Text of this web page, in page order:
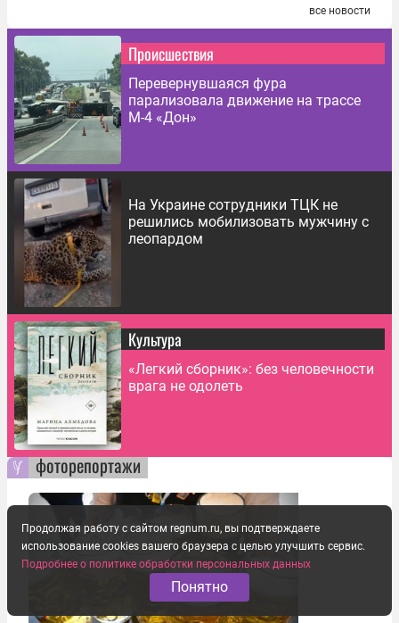
все новости
Происшествия
Перевернувшаяся фура
парализовала движение на трассе
М-4 «Дон»
На Украине сотрудники ТЦК не
решились мобилизовать мужчину с
леопардом
Культура
«Легкий сборник»: без человечности
врага не одолеть
фоторепортажи
Продолжая работу с сайтом regnum.ru, вы подтверждаете
использование cookies вашего браузера с целью улучшить сервис.
Подробнее о политике обработки персональных данных
Понятно